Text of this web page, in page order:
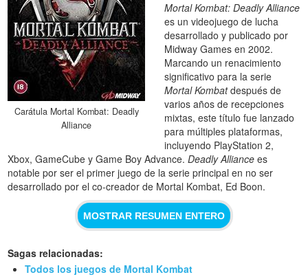
Carátula Mortal Kombat: Deadly
Alliance
Mortal Kombat: Deadly Alliance
es un videojuego de lucha
desarrollado y publicado por
Midway Games en 2002.
Marcando un renacimiento
significativo para la serie
Mortal Kombatdespués de
varios años de recepciones
mixtas, este título fue lanzado
para múltiples plataformas,
incluyendo PlayStation 2,
Xbox, GameCube y Game Boy Advance.Deadly Alliance es
notable por ser el primer juego de la serie principal en no ser
desarrollado por el co-creador de Mortal Kombat, Ed Boon.
MOSTRAR RESUMEN ENTERO
Sagas relacionadas:
Todos los juegos de Mortal Kombat